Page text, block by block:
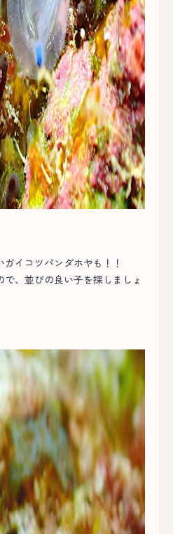
イコツパンダホヤも！！
、並びの良い子を探しましょ